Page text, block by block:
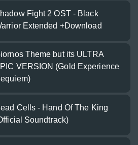
Fight 2 OST - Black
Extended +Download
Theme but its ULTRA
VERSION (Gold Experience
Cells - Hand Of The King
Soundtrack)